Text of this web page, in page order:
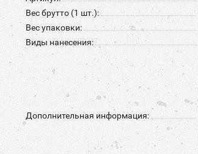
Вес брутто (1 шт.):
Вес упаковки:
Виды нанесения:
Дополнительная информация: